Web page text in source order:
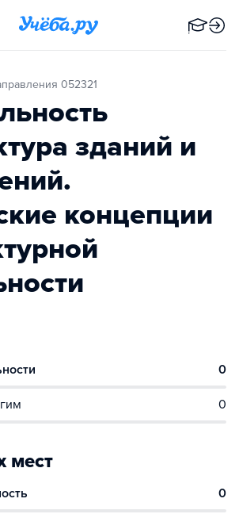
052321
зданий и
концепции
0
0
мест
0